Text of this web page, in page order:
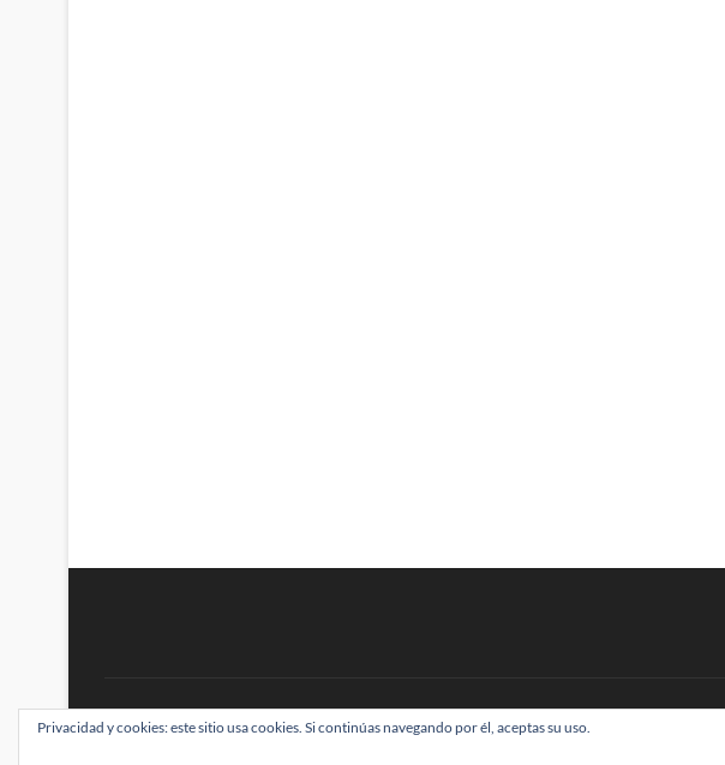
BRAINSTOMPING| Diseñado por:Theme Freesia|WordPress| © Todos los derechos reservados
Privacidad y cookies: este sitio usa cookies. Si continúas navegando por él, aceptas su uso.